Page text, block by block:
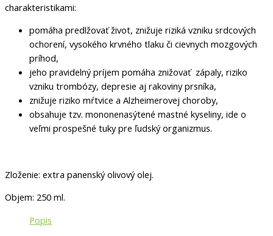
charakteristikami:
pomáha predlžovať život, znižuje riziká vzniku srdcových
ochorení, vysokého krvného tlaku či cievnych mozgových
príhod,
jeho pravidelný príjem pomáha znižovať zápaly, riziko
vzniku trombózy, depresie aj rakoviny prsníka,
znižuje riziko mŕtvice a Alzheimerovej choroby,
obsahuje tzv. mononenasýtené mastné kyseliny, ide o
veľmi prospešné tuky pre ľudský organizmus.
Zloženie: extra panenský olivový olej.
Objem: 250 ml.
Popis